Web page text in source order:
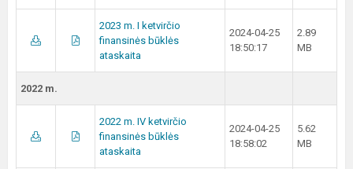
2023 m. I ketvirčio
finansinės būklės
ataskaita
2024-04-25
18:50:17
2.89
MB
2022 m.
2022 m. IV ketvirčio
finansinės būklės
ataskaita
2024-04-25
18:58:02
5.62
MB